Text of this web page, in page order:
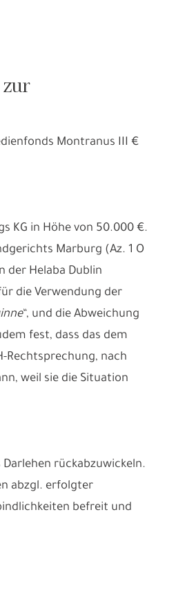
Montranus III €
KG in Höhe von 50.000 €.
Marburg (Az. 1 O
der Helaba Dublin
die Verwendung der
“, und die Abweichung
fest, dass das dem
Rechtsprechung, nach
weil sie die Situation
rückabzuwickeln.
abzgl. erfolgter
befreit und